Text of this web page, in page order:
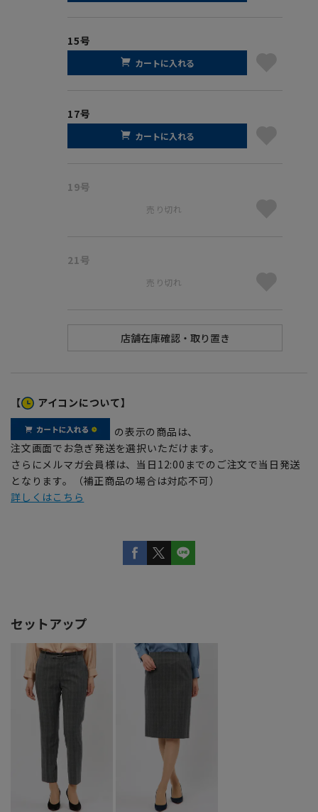
15号
カートに入れる
17号
カートに入れる
19号
売り切れ
21号
売り切れ
【 アイコンについて】
の表示の商品は、
注文画面でお急ぎ発送を選択いただけます。
さらにメルマガ会員様は、当日12:00までのご注文で当日発送
となります。（補正商品の場合は対応不可）
詳しくはこちら